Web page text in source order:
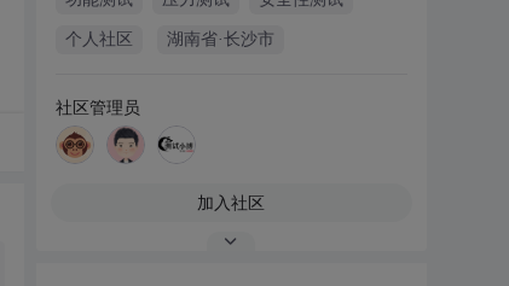
个人社区 湖南省·长沙市
社区管理员
加入社区